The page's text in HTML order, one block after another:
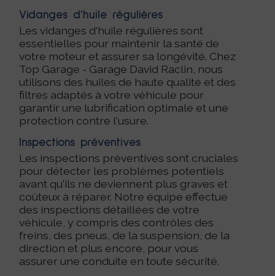
Vidanges d'huile régulières
Les vidanges d'huile régulières sont
essentielles pour maintenir la santé de
votre moteur et assurer sa longévité. Chez
Top Garage - Garage David Raclin, nous
utilisons des huiles de haute qualité et des
filtres adaptés à votre véhicule pour
garantir une lubrification optimale et une
protection contre l'usure.
Inspections préventives
Les inspections préventives sont cruciales
pour détecter les problèmes potentiels
avant qu'ils ne deviennent plus graves et
coûteux à réparer. Notre équipe effectue
des inspections détaillées de votre
véhicule, y compris des contrôles des
freins, des pneus, de la suspension, de la
direction et plus encore, pour vous
assurer une conduite en toute sécurité.